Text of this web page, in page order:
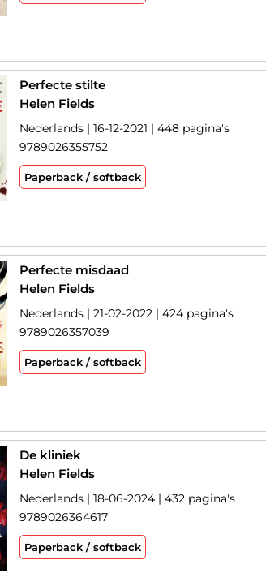
Perfecte stilte
Helen Fields
Nederlands | 16-12-2021 | 448 pagina's
9789026355752
Paperback / softback
Perfecte misdaad
Helen Fields
Nederlands | 21-02-2022 | 424 pagina's
9789026357039
Paperback / softback
De kliniek
Helen Fields
Nederlands | 18-06-2024 | 432 pagina's
9789026364617
Paperback / softback